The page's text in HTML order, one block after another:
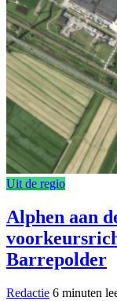
Uit de regio
Alphen aan
Barrepolder
Redactie 6 minuten